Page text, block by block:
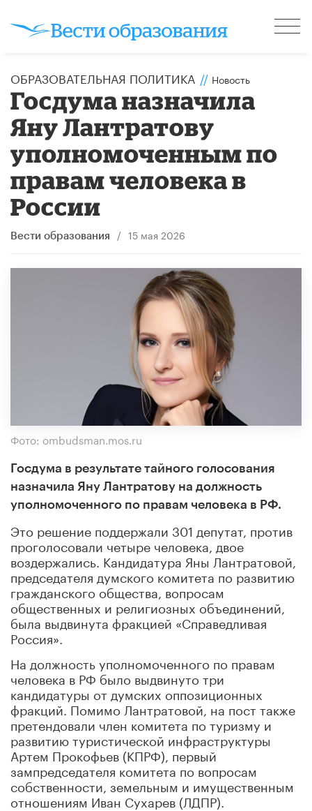
ОБРАЗОВАТЕЛЬНАЯ ПОЛИТИКА // Новость
Госдума назначила
Яну Лантратову
уполномоченным по
правам человека в
России
Вести образования / 15 мая 2026
Фото: ombudsman.mos.ru
Госдума в результате тайного голосования
назначила Яну Лантратову на должность
уполномоченного по правам человека в РФ.
Это решение поддержали 301 депутат, против
проголосовали четыре человека, двое
воздержались. Кандидатура Яны Лантратовой,
председателя думского комитета по развитию
гражданского общества, вопросам
общественных и религиозных объединений,
была выдвинута фракцией «Справедливая
Россия».
На должность уполномоченного по правам
человека в РФ было выдвинуто три
кандидатуры от думских оппозиционных
фракций. Помимо Лантратовой, на пост также
претендовали член комитета по туризму и
развитию туристической инфраструктуры
Артем Прокофьев (КПРФ), первый
зампредседателя комитета по вопросам
собственности, земельным и имущественным
отношениям Иван Сухарев (ЛДПР).